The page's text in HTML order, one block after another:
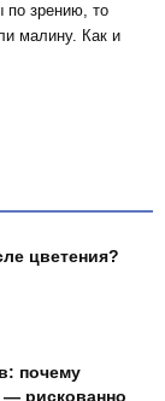
по зрению, то
малину. Как и
цветения?
почему
— рискованно